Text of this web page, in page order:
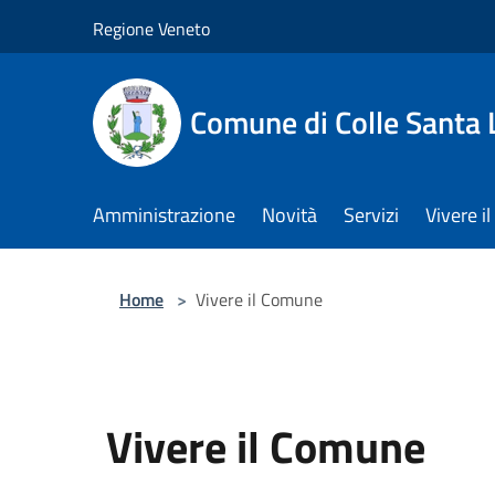
Regione Veneto
Comune di Colle Santa
Amministrazione Novità Servizi Vivere
Home > Vivere il Comune
Vivere il Comune